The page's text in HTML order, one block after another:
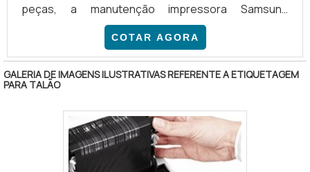
peças, a manutenção impressora Samsung
preventiva é ideal. Além disso, a manutenção
corretiva também é realizada para restabelecer as
características originais do equipamento.COMO
FUNCIONA ESTE TIPO DE MANUTENÇÃOO cliente
um orçamento de manutenção para arrumar
impressoras a laser coloridas, monocromátic.
COTAR AGORA
GALERIA DE IMAGENS ILUSTRATIVAS REFERENTE A ETIQUETAGEM
PARA TALÃO